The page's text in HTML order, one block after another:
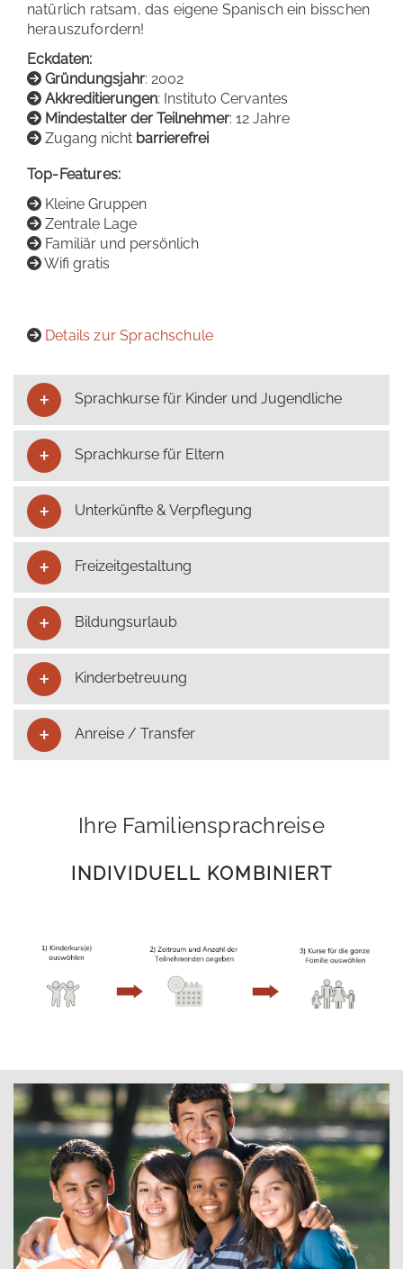
natürlich ratsam, das eigene Spanisch ein bisschen
herauszufordern!
Eckdaten:
Gründungsjahr: 2002
Akkreditierungen: Instituto Cervantes
Mindestalter der Teilnehmer: 12 Jahre
Zugang nicht barrierefrei
Top-Features:
Kleine Gruppen
Zentrale Lage
Familiär und persönlich
Wifi gratis
Details zur Sprachschule
Sprachkurse für Kinder und Jugendliche
Sprachkurse für Eltern
Unterkünfte & Verpflegung
Freizeitgestaltung
Bildungsurlaub
Kinderbetreuung
Anreise / Transfer
Ihre Familiensprachreise
INDIVIDUELL KOMBINIERT